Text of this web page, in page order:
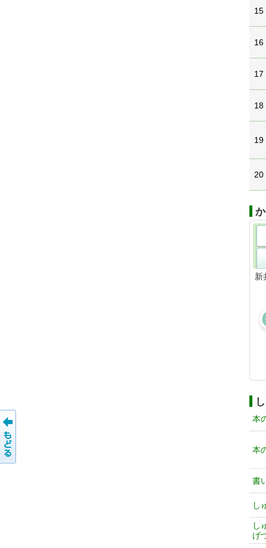
15
16
17
18
19
20
新
本
本
書
し
し
げ